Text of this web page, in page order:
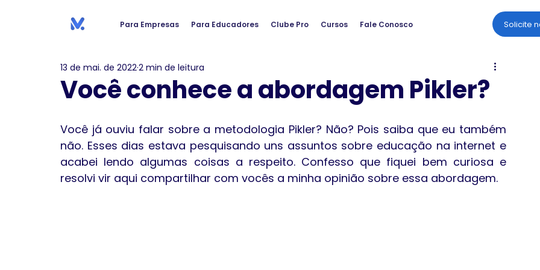
Para Empresas Para Educadores Clube Pro Cursos Fale Conosco Solicite
Você conhece a abordagem Pikler?
13 de mai. de 20222 min de leitura
Você já ouviu falar sobre a metodologia Pikler? Não? Pois saiba que eu também
não. Esses dias estava pesquisando uns assuntos sobre educação na internet e
acabei lendo algumas coisas a respeito. Confesso que fiquei bem curiosa e
resolvi vir aqui compartilhar com vocês a minha opinião sobre essa abordagem.